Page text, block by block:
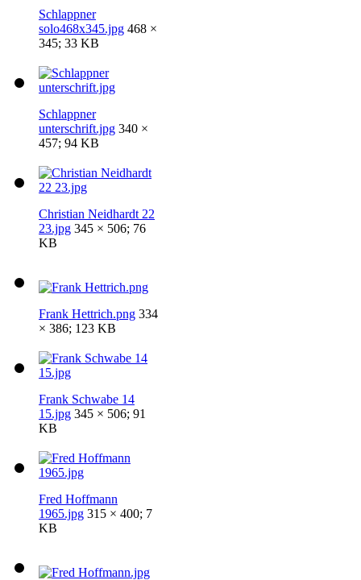
Schlappner
solo468x345.jpg 468 ×
345; 33 KB
Schlappner
unterschrift.jpg 340 ×
457; 94 KB
Christian Neidhardt 22
23.jpg 345 × 506; 76
KB
Frank Hettrich.png 334
× 386; 123 KB
Frank Schwabe 14
15.jpg 345 × 506; 91
KB
Fred Hoffmann
1965.jpg 315 × 400; 7
KB